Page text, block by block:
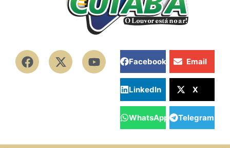
Facebook Email
LinkedIn X
WhatsApp Telegram